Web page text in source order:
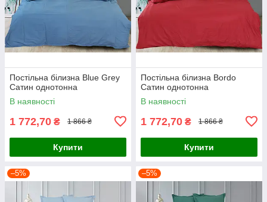
Постільна білизна Blue Grey
Сатин однотонна
В наявності
1 772,70 ₴ 1 866 ₴
Купити
Постільна білизна Bordo
Сатин однотонна
В наявності
1 772,70 ₴ 1 866 ₴
Купити
–5% –5%